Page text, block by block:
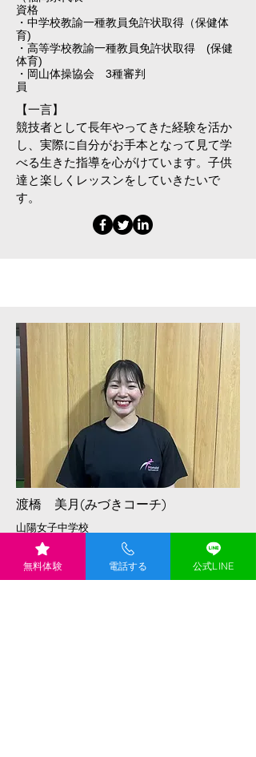
資格
・中学校教諭一種教員免許状取得（保健体
育)
・高等学校教諭一種教員免許状取得 (保健
体育)
・岡山体操協会 3種審判
員
​【一言】
競技者として長年やってきた経験を活か
し、実際に自分がお手本となって見て学
べる生きた指導を心がけています。子供
達と楽しくレッスンをしていきたいで
す。
​渡橋 美月(みづきコーチ)
山陽女子中学校
山陽女子高等学校
川崎医療福祉大学
・体操歴 17年
・競技歴 12年
無料体験 電話する 公式LINE